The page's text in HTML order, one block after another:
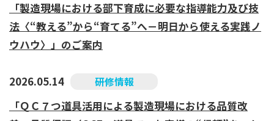
「製造現場における部下育成に必要な指導能力及び技
法〈“教える”から“育てる”へ－明日から使える実践ノ
ウハウ〉」のご案内
2026.05.14 研修情報
「ＱＣ７つ道具活用による製造現場における品質改